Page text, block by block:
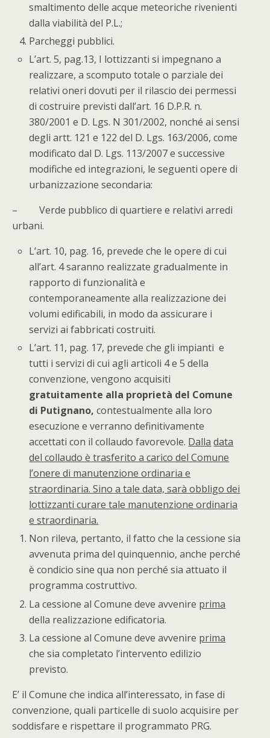
smaltimento delle acque meteoriche rivenienti
dalla viabilità del P.L.;
Parcheggi pubblici.
L’art. 5, pag.13, I lottizzanti si impegnano a
realizzare, a scomputo totale o parziale dei
relativi oneri dovuti per il rilascio dei permessi
di costruire previsti dall’art. 16 D.P.R. n.
380/2001 e D. Lgs. N 301/2002, nonché ai sensi
degli artt. 121 e 122 del D. Lgs. 163/2006, come
modificato dal D. Lgs. 113/2007 e successive
modifiche ed integrazioni, le seguenti opere di
urbanizzazione secondaria:
– Verde pubblico di quartiere e relativi arredi
urbani.
L’art. 10, pag. 16, prevede che le opere di cui
all’art. 4 saranno realizzate gradualmente in
rapporto di funzionalità e
contemporaneamente alla realizzazione dei
volumi edificabili, in modo da assicurare i
servizi ai fabbricati costruiti.
L’art. 11, pag. 17, prevede che gli impianti e
tutti i servizi di cui agli articoli 4 e 5 della
convenzione, vengono acquisiti
gratuitamente alla proprietà del Comune
di Putignano,contestualmente alla loro
esecuzione e verranno definitivamente
accettati con il collaudo favorevole. Dalla data
del collaudo è trasferito a carico del Comune
l’onere di manutenzione ordinaria e
straordinaria. Sino a tale data, sarà obbligo dei
lottizzanti curare tale manutenzione ordinaria
e straordinaria.
Non rileva, pertanto, il fatto che la cessione sia
avvenuta prima del quinquennio, anche perché
è condicio sine qua non perché sia attuato il
programma costruttivo.
La cessione al Comune deve avvenire prima
della realizzazione edificatoria.
La cessione al Comune deve avvenire prima
che sia completato l’intervento edilizio
previsto.
E’ il Comune che indica all’interessato, in fase di
convenzione, quali particelle di suolo acquisire per
soddisfare e rispettare il programmato PRG.